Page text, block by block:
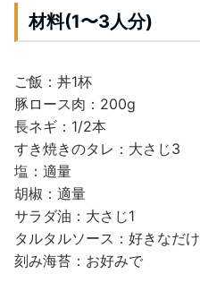
材料(1〜3人分)
ご飯：丼1杯
豚ロース肉：200g
長ネギ：1/2本
すき焼きのタレ：大さじ3
塩：適量
胡椒：適量
サラダ油：大さじ1
タルタルソース：好きなだけ
刻み海苔：お好みで